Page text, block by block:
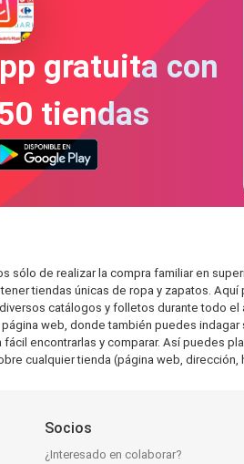
gratuita con
tiendas
sólo de realizar la compra familiar en
tiendas únicas de ropa y zapatos.
catálogos y folletos durante todo el
web, donde también puedes
encontrarlas y comparar. Así puedes
cualquier tienda (página web,
Socios
¿Interesado en colaborar?